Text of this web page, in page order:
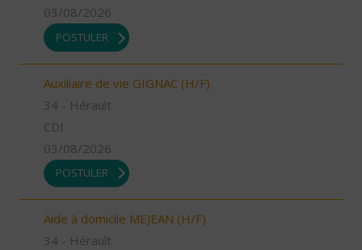
03/08/2026
POSTULER
Auxiliaire de vie GIGNAC (H/F)
34 - Hérault
CDI
03/08/2026
POSTULER
Aide à domicile MEJEAN (H/F)
34 - Hérault